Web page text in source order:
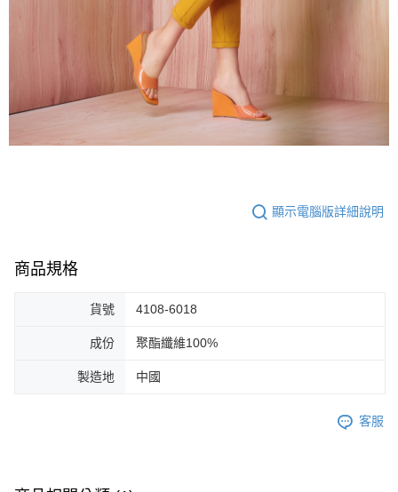
顯示電腦版詳細說明
商品規格
貨號 4108-6018
成份 聚酯纖維100%
製造地 中國
客服